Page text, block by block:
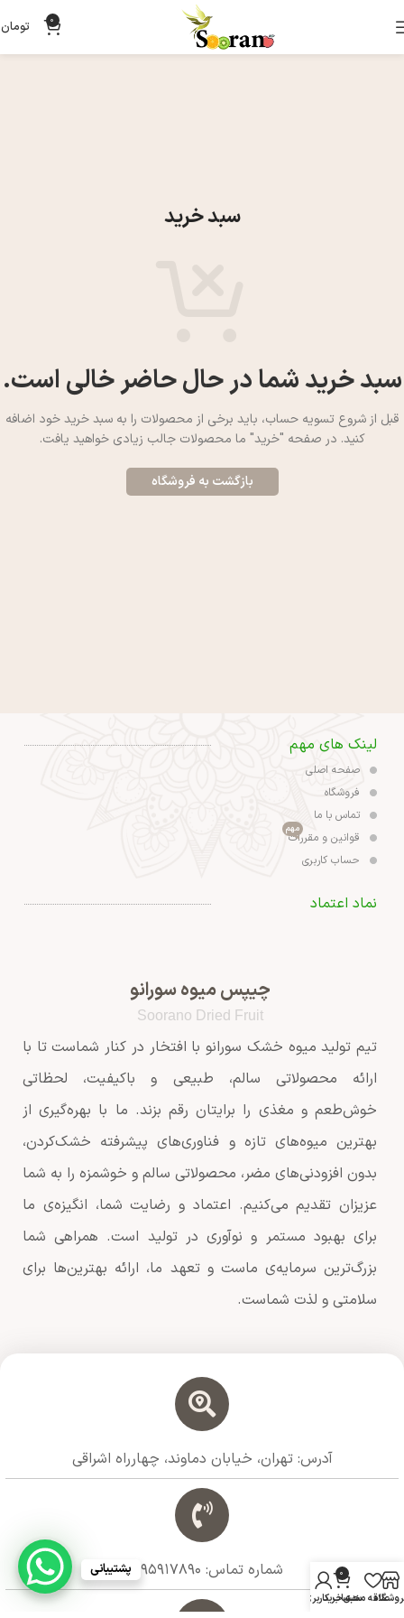
0 تومان
سبد خرید
سبد خرید شما در حال حاضر خالی است.
قبل از شروع تسویه حساب، باید برخی از محصولات را به سبد خرید خود اضافه
کنید. در صفحه "خرید" ما محصولات جالب زیادی خواهید یافت.
بازگشت به فروشگاه
لینک های مهم
صفحه اصلی
فروشگاه
تماس با ما
قوانین و مقررات
مهم
حساب کاربری
نماد اعتماد
چیپس میوه سورانو
Soorano Dried Fruit
تیم تولید میوه خشک سورانو با افتخار در کنار شماست تا با
ارائه محصولاتی سالم، طبیعی و باکیفیت، لحظاتی
خوش‌طعم و مغذی را برایتان رقم بزند. ما با بهره‌گیری از
بهترین میوه‌های تازه و فناوری‌های پیشرفته خشک‌کردن،
بدون افزودنی‌های مضر، محصولاتی سالم و خوشمزه را به شما
عزیزان تقدیم می‌کنیم. اعتماد و رضایت شما، انگیزه‌ی ما
برای بهبود مستمر و نوآوری در تولید است. همراهی شما
بزرگ‌ترین سرمایه‌ی ماست و تعهد ما، ارائه بهترین‌ها برای
سلامتی و لذت شماست.
آدرس: تهران، خیابان دماوند، چهارراه اشراقی
شماره تماس: 09195917890 پشتیبانی
علاقه مندی
0
سبد خرید
حساب کاربری من